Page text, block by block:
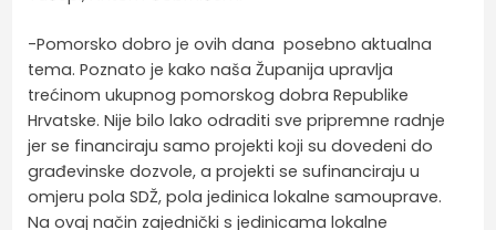
-Pomorsko dobro je ovih dana posebno aktualna
tema. Poznato je kako naša Županija upravlja
trećinom ukupnog pomorskog dobra Republike
Hrvatske. Nije bilo lako odraditi sve pripremne radnje
jer se financiraju samo projekti koji su dovedeni do
građevinske dozvole, a projekti se sufinanciraju u
omjeru pola SDŽ, pola jedinica lokalne samouprave.
Na ovaj način zajednički s jedinicama lokalne